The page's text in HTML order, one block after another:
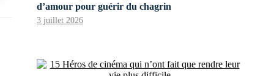
d’amour pour guérir du chagrin
3 juillet 2026